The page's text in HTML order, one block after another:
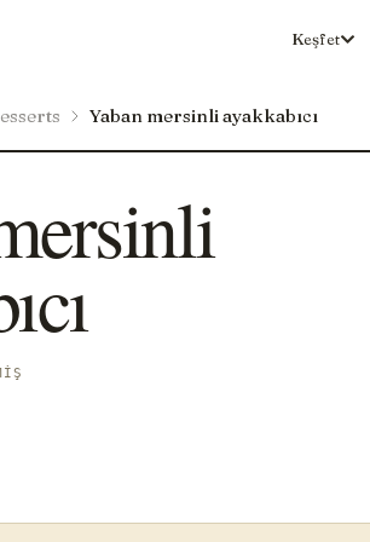
Keşfet
Yaban mersinli ayakkabıcı